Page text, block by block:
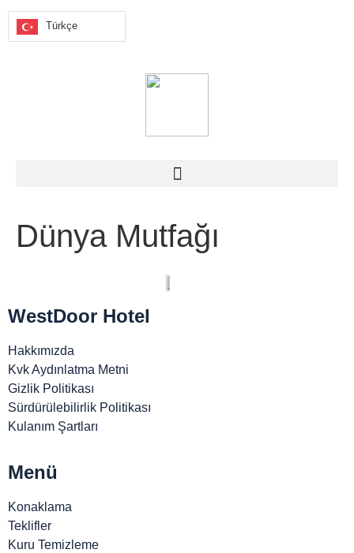
Türkçe
Dünya Mutfağı
WestDoor Hotel
Hakkımızda
Kvk Aydınlatma Metni
Gizlik Politikası
Sürdürülebilirlik Politikası
Kulanım Şartları
Menü
Konaklama
Teklifler
Kuru Temizleme